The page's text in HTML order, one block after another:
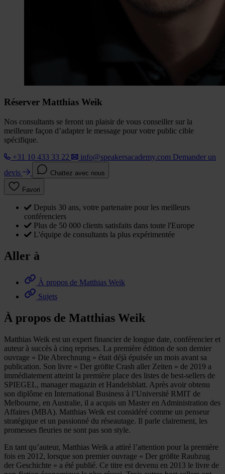
Réserver Matthias Weik
Nos consultants se feront un plaisir de vous conseiller sur la
meilleure façon d’adapter le message pour votre public cible
spécifique.
+31 10 433 33 22
info@speakersacademy.com Demander un
devis
Chattez avec nous
Favori
Depuis 30 ans, votre partenaire pour les meilleurs
conférenciers
Plus de 50 000 clients satisfaits dans toute l'Europe
L'équipe de consultants la plus expérimentée
Aller à
À propos de Matthias Weik
Sujets
À propos de Matthias Weik
Matthias Weik est un expert financier de longue date, conférencier et
auteur à succès à cinq reprises. La première édition de son dernier
ouvrage « Die Abrechnung » était déjà épuisée un mois avant sa
publication. Son livre « Der größte Crash aller Zeiten » de 2019 a
immédiatement atteint la première place des listes de best-sellers de
SPIEGEL, manager magazin et Handelsblatt. Après avoir obtenu
son diplôme en International Business à l’Université RMIT de
Melbourne, en Australie, il a acquis un Master en Administration des
Affaires (MBA). Matthias Weik est considéré comme un penseur
stratégique et un passionné du réseautage. Il parle clairement, les
promesses fleuries ne sont pas son style.
En tant qu’auteur, Matthias Weik a attiré l’attention pour la première
fois en 2012, lorsque son premier ouvrage « Der größte Raubzug
der Geschichte » a été publié. Ce titre est devenu en 2013 le livre de